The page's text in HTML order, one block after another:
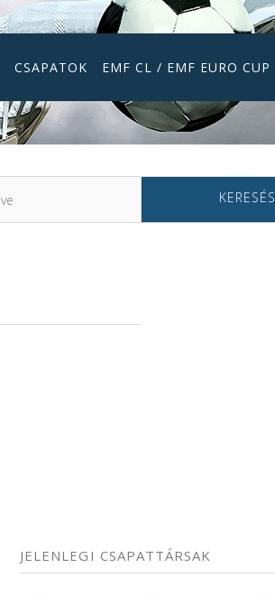
CSAPATOK EMF CL / EMF EURO CUP
KERESÉS
JELENLEGI CSAPATTÁRSAK